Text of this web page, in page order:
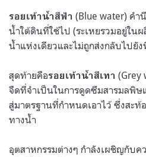
รอยเท้าน้ำสีฟ้า (Blue water) คำ
น้ำใต้ดินที่ใช้ไป (ระเหยรวมอยู่ใน
น้ำแห่งเดียวและไม่ถูกส่งกลับไปยัง
สุดท้ายคือรอยเท้าน้ำสีเทา (Grey
จืดที่จำเป็นในการดูดซึมสารมลพิ
สู่มาตรฐานที่กำหนดเอาไว้ ซึ่งสะ
ทางน้ำ
อุตสาหกรรมต่างๆ กำลังเผชิญกับ